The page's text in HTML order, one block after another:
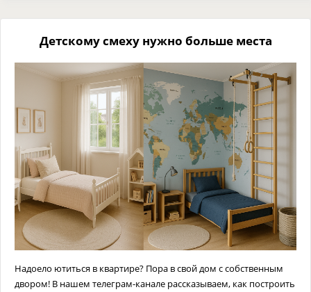
Детскому смеху нужно больше места
Надоело ютиться в квартире? Пора в свой дом с собственным
двором! В нашем телеграм-канале рассказываем, как построить